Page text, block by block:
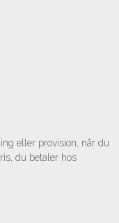
eller provision, når du
du betaler hos